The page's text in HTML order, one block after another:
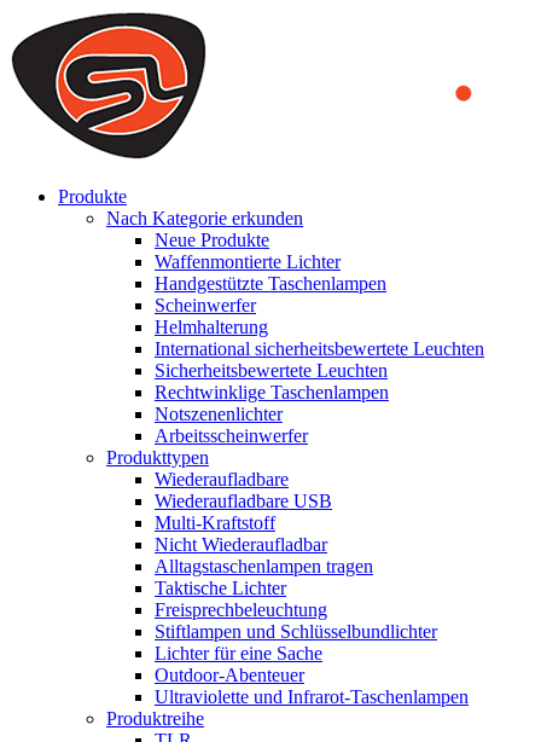
We use cookies to ensure that we provide you the best experience
on our website. By continuing to browse this website, you accept
that cookies are used to help us analyze how the website is used and
to offer you a better experience. To learn more or to find out how
you can disable cookies, you can access our
Produkte
Nach Kategorie erkunden
Neue Produkte
Waffenmontierte Lichter
Handgestützte Taschenlampen
Scheinwerfer
Helmhalterung
International sicherheitsbewertete Leuchten
Sicherheitsbewertete Leuchten
Rechtwinklige Taschenlampen
Notszenenlichter
Arbeitsscheinwerfer
Produkttypen
Wiederaufladbare
Wiederaufladbare USB
Multi-Kraftstoff
Nicht Wiederaufladbar
Alltagstaschenlampen tragen
Taktische Lichter
Freisprechbeleuchtung
Stiftlampen und Schlüsselbundlichter
Lichter für eine Sache
Outdoor-Abenteuer
Ultraviolette und Infrarot-Taschenlampen
Produktreihe